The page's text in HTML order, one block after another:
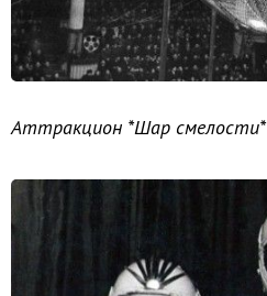
Аттракцион *Шар смелости*